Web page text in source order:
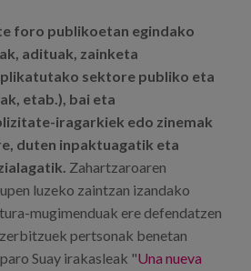
foro publikoetan egindako
adituak, zainketa
sektore publiko eta
etab.), bai eta
iragarkiek edo zinemak
duten inpaktuagatik eta
Zahartzaroaren
luzeko zaintzan izandako
mugimenduak ere defendatzen
pertsonak benetan
Suay irakasleak "Una nueva